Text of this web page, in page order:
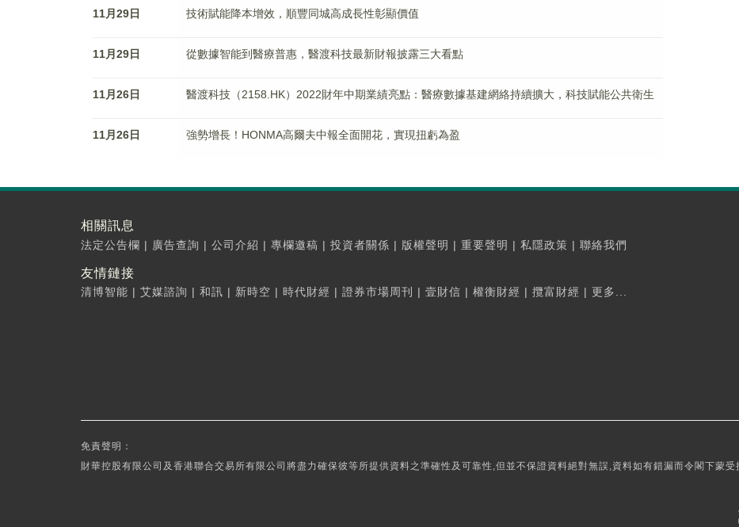
11月29日 技術賦能降本增效，順豐同城高成長性彰顯價值
11月29日 從數據智能到醫療普惠，醫渡科技最新財報披露三大看點
11月26日 醫渡科技（2158.HK）2022財年中期業績亮點：醫療數據基建網絡持續擴大，科技賦能公共衛生
11月26日 強勢增長！HONMA高爾夫中報全面開花，實現扭虧為盈
相關訊息
法定公告欄 | 廣告查詢 | 公司介紹 | 專欄邀稿 | 投資者關係 | 版權聲明 | 重要聲明 | 私隱政策 | 聯絡我們
友情鏈接
清博智能 | 艾媒諮詢 | 和訊 | 新時空 | 時代財經 | 證券市場周刊 | 壹財信 | 權衡財經 | 攬富財經 | 更多...
免責聲明：
財華控股有限公司及香港聯合交易所有限公司將盡力確保彼等所提供資料之準確性及可靠性,但並不保證資料絕對無誤,資料如有錯漏而令閣下蒙受